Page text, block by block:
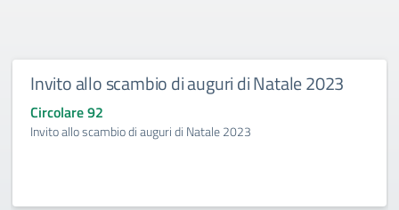
Invito allo scambio di auguri di Natale 2023
Circolare 92
Invito allo scambio di auguri di Natale 2023